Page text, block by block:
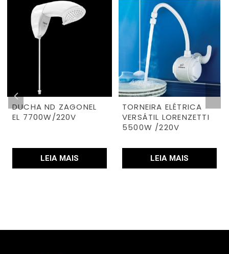
DUCHA ND ZAGONEL
EL 7700W/220V
LEIA MAIS
TORNEIRA ELÉTRICA
VERSÁTIL LORENZETTI
5500W /220V
LEIA MAIS